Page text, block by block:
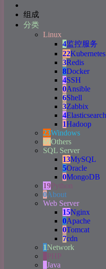
组成
分类
Linux
4监控服务
22Kubernetes
3Redis
8Docker
4SSH
0Ansible
6Shell
3Zabbix
4Elasticsearch
1Hadoop
23Windows
69Others
SQL Server
13MySQL
5Oracle
0MongoDB
19Python
0About
Web Server
15Nginx
0Apache
0Tomcat
7cdn
1Network
PHP
Java